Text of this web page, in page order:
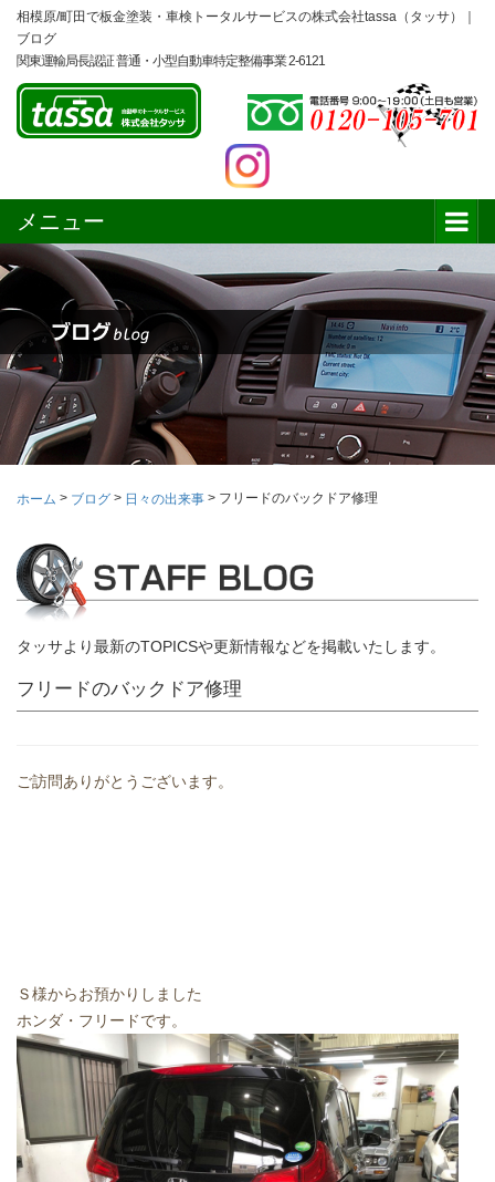
相模原/町田で板金塗装・車検トータルサービスの株式会社tassa（タッサ）｜
ブログ
関東運輸局長認証 普通・小型自動車特定整備事業 2-6121
メニュー
ホーム > ブログ > 日々の出来事 > フリードのバックドア修理
タッサより最新のTOPICSや更新情報などを掲載いたします。
フリードのバックドア修理
ご訪問ありがとうございます。
Ｓ様からお預かりしました
ホンダ・フリードです。